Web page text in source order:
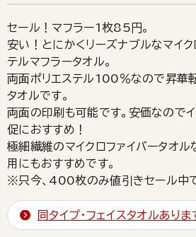
セール！マフラー1枚85円。
安い！とにかくリーズナブルなマイク
テルマフラータオル。
両面ポリエステル100％なので昇華
タオルです。
両面の印刷も可能です。安価なので
促におすすめ！
極細繊維のマイクロファイバータオル
用にもおすすめです。
※只今、400枚のみ値引きセール中
同タイプ・フェイスタオルありま